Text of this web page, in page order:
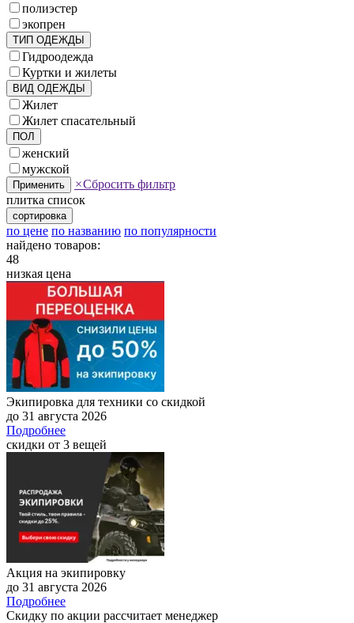
полиэстер
экопрен
ТИП ОДЕЖДЫ
Гидроодежда
Куртки и жилеты
ВИД ОДЕЖДЫ
Жилет
Жилет спасательный
ПОЛ
женский
мужской
Применить ×Сбросить фильтр
плитка список
сортировка
по цене по названию по популярности
найдено товаров:
48
низкая цена
Экипировка для техники со скидкой
до 31 августа 2026
Подробнее
скидки от 3 вещей
Акция на экипировку
до 31 августа 2026
Подробнее
Скидку по акции рассчитает менеджер